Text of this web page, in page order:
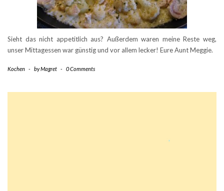
Sieht das nicht appetitlich aus? Außerdem waren meine Reste weg,
unser Mittagessen war günstig und vor allem lecker! Eure Aunt Meggie.
Kochen - byMagret - 0 Comments